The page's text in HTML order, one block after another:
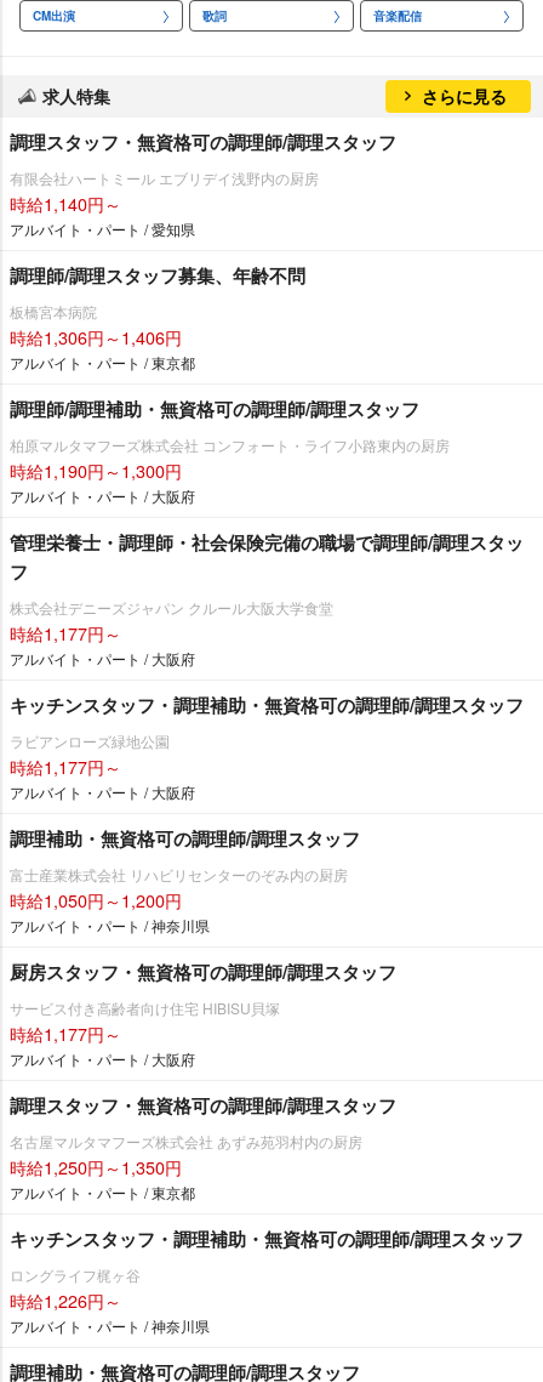
CM出演 歌詞 音楽配信
求人特集 さらに見る
調理スタッフ・無資格可の調理師/調理スタッフ
有限会社ハートミール エブリデイ浅野内の厨房
時給1,140円～
アルバイト・パート / 愛知県
調理師/調理スタッフ募集、年齢不問
板橋宮本病院
時給1,306円～1,406円
アルバイト・パート / 東京都
調理師/調理補助・無資格可の調理師/調理スタッフ
柏原マルタマフーズ株式会社 コンフォート・ライフ小路東内の厨房
時給1,190円～1,300円
アルバイト・パート / 大阪府
管理栄養士・調理師・社会保険完備の職場で調理師/調理スタッ
フ
株式会社デニーズジャパン クルール大阪大学食堂
時給1,177円～
アルバイト・パート / 大阪府
キッチンスタッフ・調理補助・無資格可の調理師/調理スタッフ
ラビアンローズ緑地公園
時給1,177円～
アルバイト・パート / 大阪府
調理補助・無資格可の調理師/調理スタッフ
富士産業株式会社 リハビリセンターのぞみ内の厨房
時給1,050円～1,200円
アルバイト・パート / 神奈川県
厨房スタッフ・無資格可の調理師/調理スタッフ
サービス付き高齢者向け住宅 HIBISU貝塚
時給1,177円～
アルバイト・パート / 大阪府
調理スタッフ・無資格可の調理師/調理スタッフ
名古屋マルタマフーズ株式会社 あずみ苑羽村内の厨房
時給1,250円～1,350円
アルバイト・パート / 東京都
キッチンスタッフ・調理補助・無資格可の調理師/調理スタッフ
ロングライフ梶ヶ谷
時給1,226円～
アルバイト・パート / 神奈川県
調理補助・無資格可の調理師/調理スタッフ